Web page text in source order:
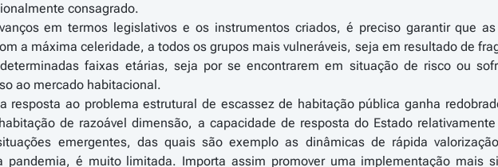
consagrado.
em termos legislativos e os instrumentos criados, é preciso garantir que
a máxima celeridade, a todos os grupos mais vulneráveis, seja em resultado de
faixas etárias, seja por se encontrarem em situação de risco ou
ao mercado habitacional.
resposta ao problema estrutural de escassez de habitação pública ganha
de razoável dimensão, a capacidade de resposta do Estado
emergentes, das quais são exemplo as dinâmicas de rápida
pandemia, é muito limitada. Importa assim promover uma implementação mais